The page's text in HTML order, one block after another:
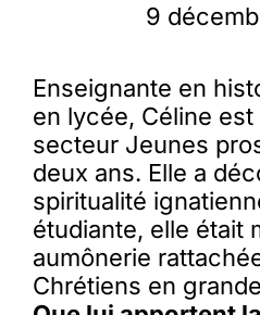
9
Enseignante en
en lycée, Céline
secteur Jeunes
deux ans. Elle a
spiritualité
étudiante, elle était
aumônerie
Chrétiens en